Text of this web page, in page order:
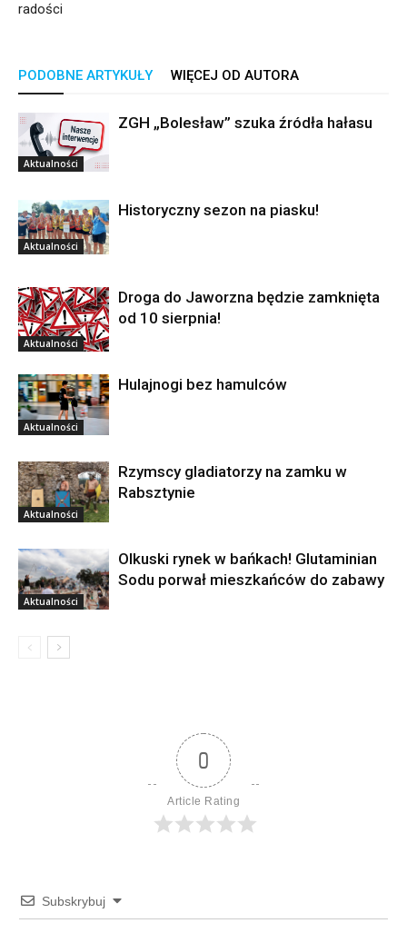
radości
PODOBNE ARTYKUŁY WIĘCEJ OD AUTORA
Aktualności
ZGH „Bolesław” szuka źródła hałasu
Aktualności
Historyczny sezon na piasku!
Aktualności
Droga do Jaworzna będzie zamknięta
od 10 sierpnia!
Aktualności
Hulajnogi bez hamulców
Aktualności
Rzymscy gladiatorzy na zamku w
Rabsztynie
Aktualności
Olkuski rynek w bańkach! Glutaminian
Sodu porwał mieszkańców do zabawy
0
Article Rating
Subskrybuj